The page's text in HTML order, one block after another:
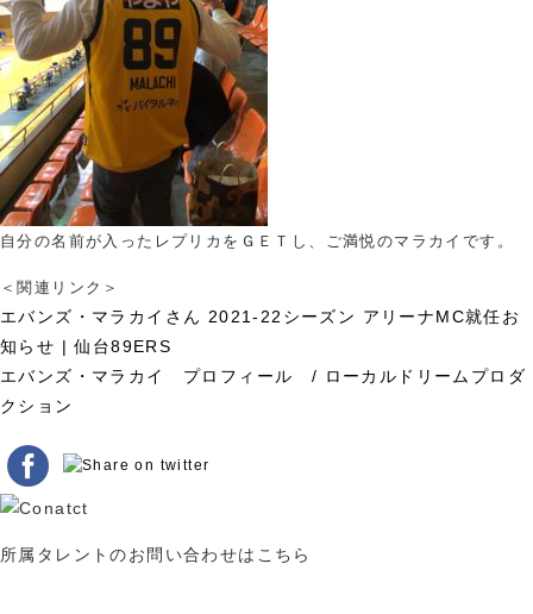
自分の名前が入ったレプリカをＧＥＴし、ご満悦のマラカイです。
＜関連リンク＞
エバンズ・マラカイさん 2021-22シーズン アリーナMC就任お
知らせ | 仙台89ERS
エバンズ・マラカイ プロフィール / ローカルドリームプロダ
クション
所属タレントのお問い合わせはこちら